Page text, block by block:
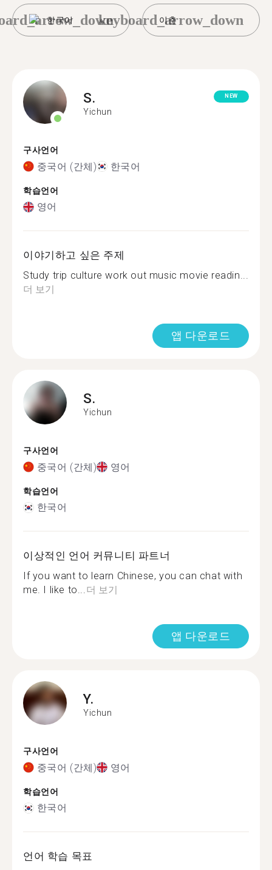
한국어 이춘
keyboard_arrow_down
S.
Yichun
NEW
구사언어
중국어 (간체) 한국어
학습언어
영어
이야기하고 싶은 주제
Study trip culture work out music movie readin...
더 보기
앱 다운로드
S.
Yichun
구사언어
중국어 (간체) 영어
학습언어
한국어
이상적인 언어 커뮤니티 파트너
If you want to learn Chinese, you can chat with
me. I like to...더 보기
앱 다운로드
Y.
Yichun
구사언어
중국어 (간체) 영어
학습언어
한국어
언어 학습 목표